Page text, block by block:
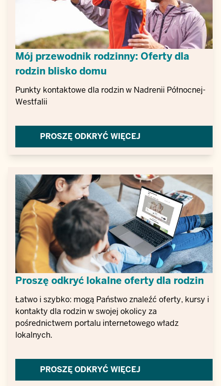
Mój przewodnik rodzinny: Oferty dla
rodzin blisko domu
Punkty kontaktowe dla rodzin w Nadrenii Północnej-
Westfalii
PROSZĘ ODKRYĆ WIĘCEJ
Proszę odkryć lokalne oferty dla rodzin
Łatwo i szybko: mogą Państwo znaleźć oferty, kursy i
kontakty dla rodzin w swojej okolicy za
pośrednictwem portalu internetowego władz
lokalnych.
PROSZĘ ODKRYĆ WIĘCEJ